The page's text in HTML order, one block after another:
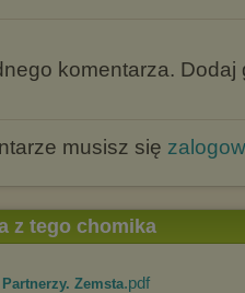
komentarza. Dodaj
musisz się
z tego chomika
Zemsta.pdf